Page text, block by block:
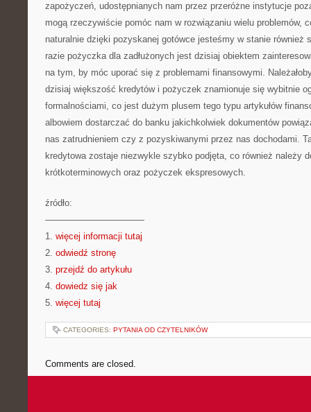
zapożyczeń, udostępnianych nam przez przeróżne instytucje
mogą rzeczywiście pomóc nam w rozwiązaniu wielu problemów,
naturalnie dzięki pozyskanej gotówce jesteśmy w stanie również
razie pożyczka dla zadłużonych jest dzisiaj obiektem
na tym, by móc uporać się z problemami finansowymi.
dzisiaj większość kredytów i pożyczek znamionuje się wybitnie
formalnościami, co jest dużym plusem tego typu artykułów
albowiem dostarczać do banku jakichkolwiek dokumentów
nas zatrudnieniem czy z pozyskiwanymi przez nas dochodami.
kredytowa zostaje niezwykle szybko podjęta, co również należy
krótkoterminowych oraz pożyczek ekspresowych.
źródło:
———————————
1. więcej informacji tutaj
2. odwiedź stronę
3. przejdź do artykułu
4. dowiedz się jak
5. więcej tutaj
CATEGORIES: PYTANIA OD CZYTELNIKÓW
Comments are closed.